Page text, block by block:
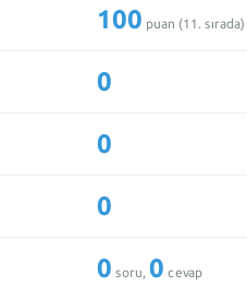
100 puan (11 . sırada)
0
0
0
0 soru,0 cevap